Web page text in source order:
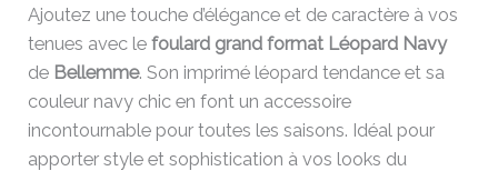
Ajoutez une touche d’élégance et de caractère à vos
tenues avec lefoulard grand format Léopard Navy
de Bellemme. Son imprimé léopard tendance et sa
couleur navy chic en font un accessoire
incontournable pour toutes les saisons. Idéal pour
apporter style et sophistication à vos looks du